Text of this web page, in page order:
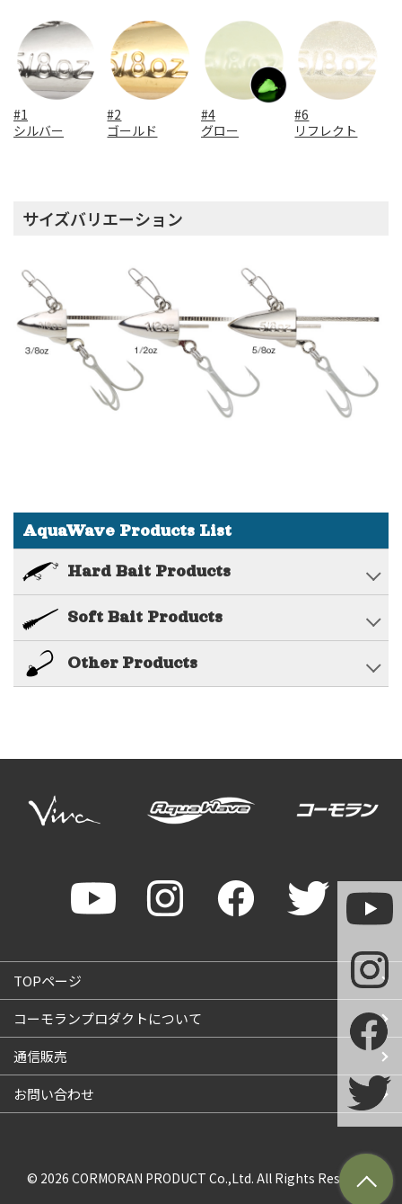
#1
シルバー
#2
ゴールド
#4
グロー
#6
リフレクト
サイズバリエーション
AquaWave Products List
Hard Bait Products
Soft Bait Products
Other Products
TOPページ
コーモランプロダクトについて
通信販売
お問い合わせ
© 2026 CORMORAN PRODUCT Co.,Ltd. All Rights Reserved.